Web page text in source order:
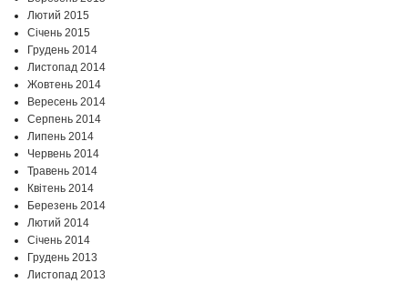
Лютий 2015
Січень 2015
Грудень 2014
Листопад 2014
Жовтень 2014
Вересень 2014
Серпень 2014
Липень 2014
Червень 2014
Травень 2014
Квітень 2014
Березень 2014
Лютий 2014
Січень 2014
Грудень 2013
Листопад 2013